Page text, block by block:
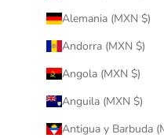
Alemania (MXN $)
Andorra (MXN $)
Angola (MXN $)
Anguila (MXN $)